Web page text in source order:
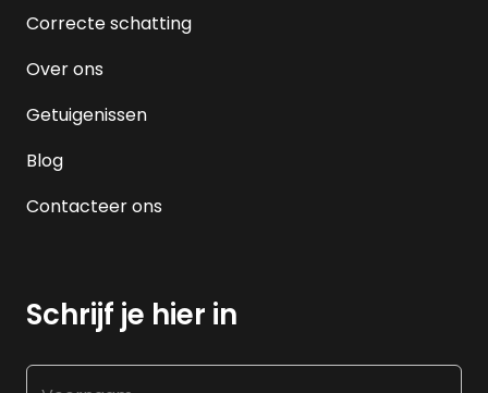
Correcte schatting
Over ons
Getuigenissen
Blog
Contacteer ons
Schrijf je hier in